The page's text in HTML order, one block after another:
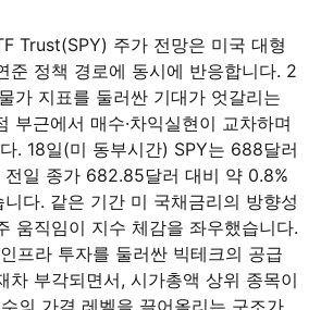
Trust(SPY) 주가 전망은 미국 대형
준 정책 경로에 동시에 반응합니다. 2
가 지표를 둘러싼 기대가 엇갈리는
부근에서 매수·차익실현이 교차하며
. 18일(미 동부시간) SPY는 688달러
전일 종가 682.85달러 대비 약 0.8%
다. 같은 기간 미 국채금리의 방향성
움직임이 지수 체감을 좌우했습니다.
프라 투자를 둘러싼 빅테크의 공급
차 부각되면서, 시가총액 상위 종목이
의 가격 레벨을 끌어올리는 구조가